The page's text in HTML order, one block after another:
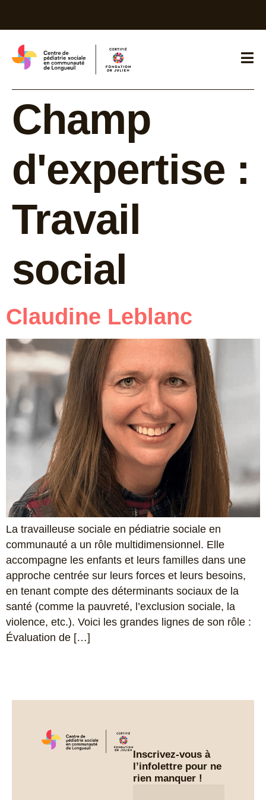
Champ
d'expertise :
Travail
social
Claudine Leblanc
La travailleuse sociale en pédiatrie sociale en
communauté a un rôle multidimensionnel. Elle
accompagne les enfants et leurs familles dans une
approche centrée sur leurs forces et leurs besoins,
en tenant compte des déterminants sociaux de la
santé (comme la pauvreté, l’exclusion sociale, la
violence, etc.). Voici les grandes lignes de son rôle :
Évaluation de […]
Inscrivez-vous à
l’infolettre pour ne
rien manquer !